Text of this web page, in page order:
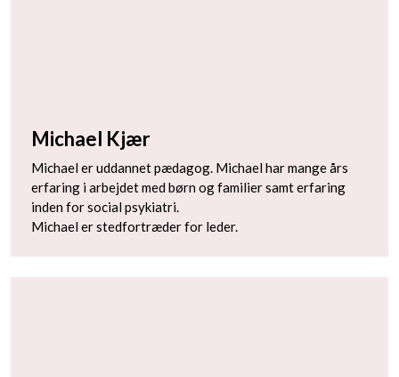
Michael Kjær
Michael er uddannet pædagog. Michael har mange års
erfaring i arbejdet med børn og familier samt erfaring
inden for social psykiatri.
Michael er stedfortræder for leder.